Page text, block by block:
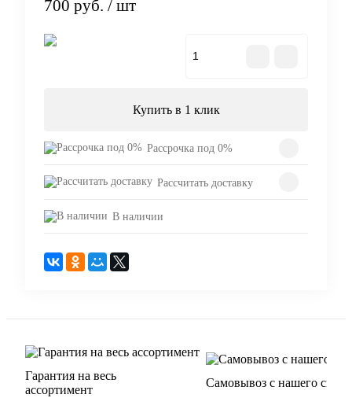
700 руб. / шт
Купить в 1 клик
Рассрочка под 0%
Рассчитать доставку
В наличии
Гарантия на весь
ассортимент
Самовывоз с нашего